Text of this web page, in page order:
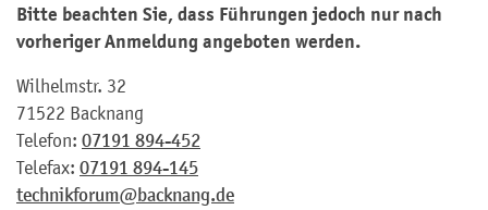
Bitte beachten Sie, dass Führungen jedoch nur nach
vorheriger Anmeldung angeboten werden.
Wilhelmstr. 32
71522 Backnang
Telefon: 07191 894-452
Telefax: 07191 894-145
technikforum@backnang.de